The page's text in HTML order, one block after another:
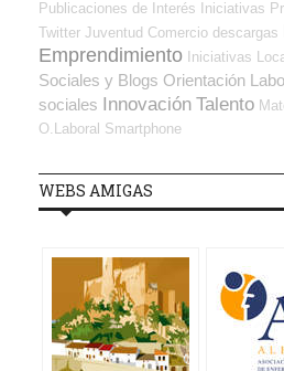
Publicaciones de Interés
Iniciativas
Twitter Juventud Comercio descargas
Emprendimiento Iniciativas
Sociales y Blogs Orientación
sociales Innovación Talento
O.Laboral Smartphone
WEBS AMIGAS